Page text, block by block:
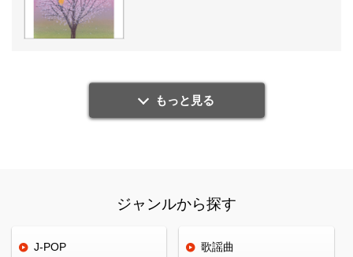
もっと見る
ジャンルから探す
J-POP 歌謡曲